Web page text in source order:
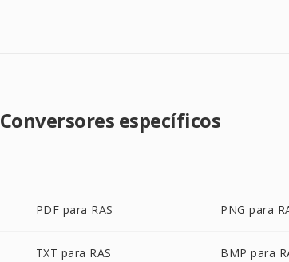
Conversores específicos
PDF para RAS PNG para
TXT para RAS BMP para